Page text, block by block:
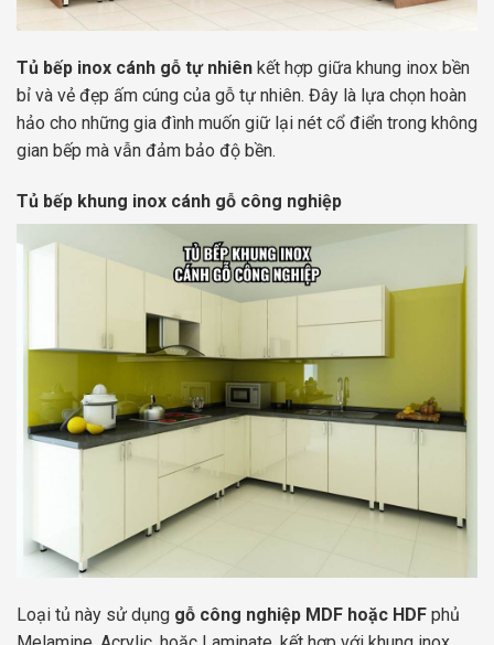
Tủ bếp inox cánh gỗ tự nhiên kết hợp giữa khung inox bền
bỉ và vẻ đẹp ấm cúng của gỗ tự nhiên. Đây là lựa chọn hoàn
hảo cho những gia đình muốn giữ lại nét cổ điển trong không
gian bếp mà vẫn đảm bảo độ bền.
Tủ bếp khung inox cánh gỗ công nghiệp
Loại tủ này sử dụng gỗ công nghiệp MDF hoặc HDF phủ